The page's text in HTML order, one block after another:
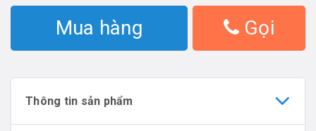
Mua hàng Gọi
Thông tin sản phẩm